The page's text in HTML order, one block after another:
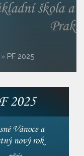
» PF 2025